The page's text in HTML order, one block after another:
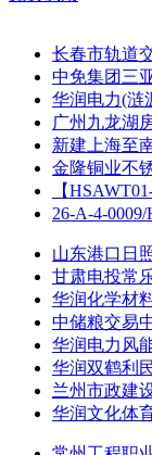
长春市轨道
中免集团三
华润电力(涟
广州九龙湖
新建上海至
金隆铜业不
【
26-A-4-
山东港口日
甘肃电投常
华润化学材
中储粮交易
华润电力风
华润双鹤利
兰州市政建
华润文化体